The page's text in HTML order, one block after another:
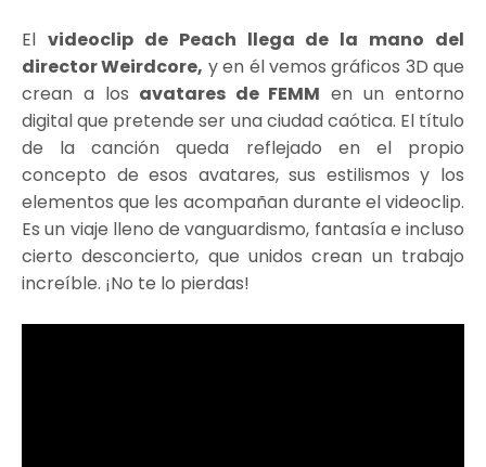
El videoclip de Peach llega de la mano del
director Weirdcore, y en él vemos gráficos 3D que
crean a los avatares de FEMM en un entorno
digital que pretende ser una ciudad caótica. El título
de la canción queda reflejado en el propio
concepto de esos avatares, sus estilismos y los
elementos que les acompañan durante el videoclip.
Es un viaje lleno de vanguardismo, fantasía e incluso
cierto desconcierto, que unidos crean un trabajo
increíble. ¡No te lo pierdas!